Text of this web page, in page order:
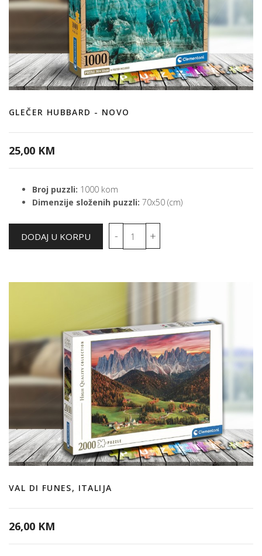
GLEČER HUBBARD - NOVO
25,00 KM
Broj puzzli: 1000 kom
Dimenzije složenih puzzli: 70x50 (cm)
VAL DI FUNES, ITALIJA
26,00 KM